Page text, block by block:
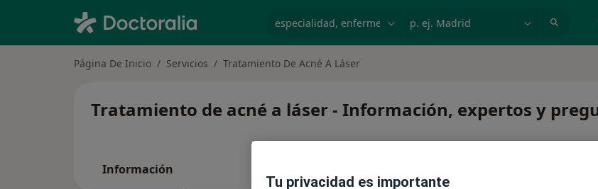
Página De Inicio Servicios Tratamiento De Acné A Láser
Tratamiento de acné a láser - Información, expertos y
Información
Tu privacidad es importante